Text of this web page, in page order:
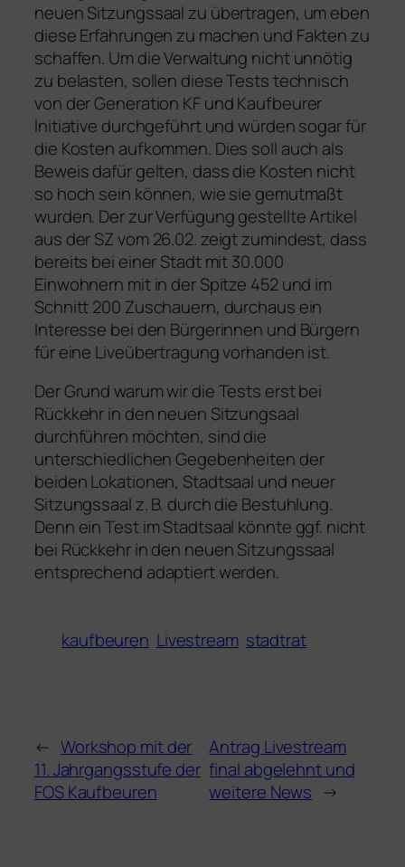
neuen Sitzungssaal zu übertragen, um eben
diese Erfahrungen zu machen und Fakten zu
schaffen. Um die Verwaltung nicht unnötig
zu belasten, sollen diese Tests technisch
von der Generation KF und Kaufbeurer
Initiative durchgeführt und würden sogar für
die Kosten aufkommen. Dies soll auch als
Beweis dafür gelten, dass die Kosten nicht
so hoch sein können, wie sie gemutmaßt
wurden. Der zur Verfügung gestellte Artikel
aus der SZ vom 26.02. zeigt zumindest, dass
bereits bei einer Stadt mit 30.000
Einwohnern mit in der Spitze 452 und im
Schnitt 200 Zuschauern, durchaus ein
Interesse bei den Bürgerinnen und Bürgern
für eine Liveübertragung vorhanden ist.
Der Grund warum wir die Tests erst bei
Rückkehr in den neuen Sitzungsaal
durchführen möchten, sind die
unterschiedlichen Gegebenheiten der
beiden Lokationen, Stadtsaal und neuer
Sitzungssaal z. B. durch die Bestuhlung.
Denn ein Test im Stadtsaal könnte ggf. nicht
bei Rückkehr in den neuen Sitzungssaal
entsprechend adaptiert werden.
kaufbeuren Livestream stadtrat
← Workshop mit der
11. Jahrgangsstufe der
FOS Kaufbeuren
Antrag Livestream
final abgelehnt und
weitere News →